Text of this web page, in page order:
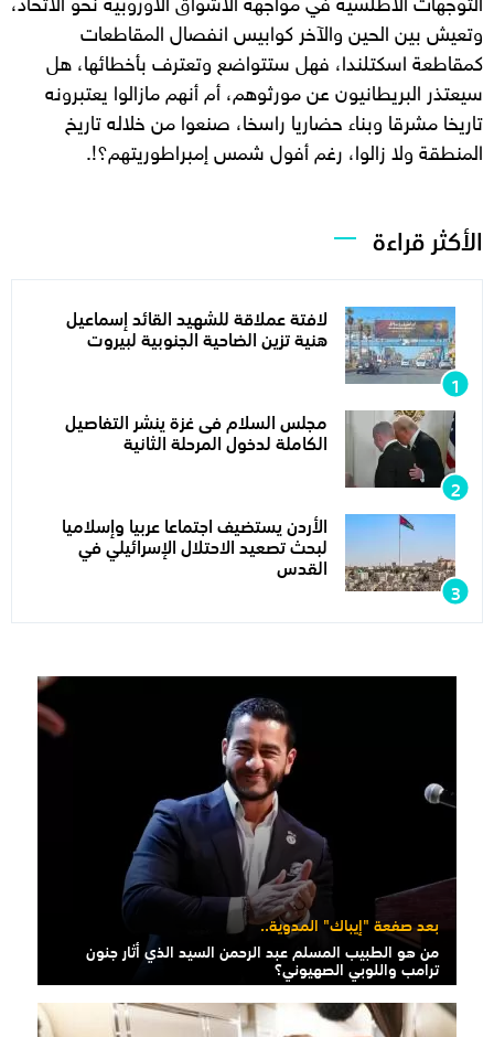
وتعيش بين الحين والآخر كوابيس انفصال المقاطعات
كمقاطعة اسكتلندا، فهل ستتواضع وتعترف بأخطائها، هل
سيعتذر البريطانيون عن مورثوهم، أم أنهم مازالوا يعتبرونه
تاريخا مشرقا وبناء حضاريا راسخا، صنعوا من خلاله تاريخ
المنطقة ولا زالوا، رغم أفول شمس إمبراطوريتهم؟!.
الأكثر قراءة
لافتة عملاقة للشهيد القائد إسماعيل
هنية تزين الضاحية الجنوبية لبيروت
مجلس السلام فى غزة ينشر التفاصيل
الكاملة لدخول المرحلة الثانية
الأردن يستضيف اجتماعا عربيا وإسلاميا
لبحث تصعيد الاحتلال الإسرائيلي في
القدس
بعد صفعة "إيباك" المدوية..
من هو الطبيب المسلم عبد الرحمن السيد الذي أثار جنون
ترامب واللوبي الصهيوني؟